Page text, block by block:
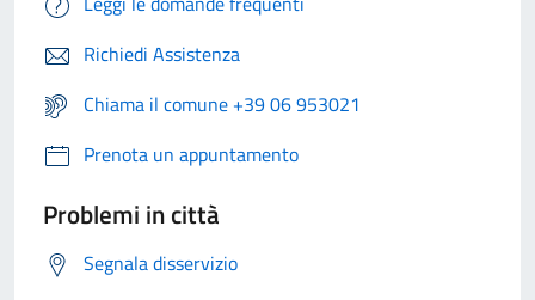
Richiedi Assistenza
Chiama il comune +39 06 953021
Prenota un appuntamento
Problemi in città
Segnala disservizio